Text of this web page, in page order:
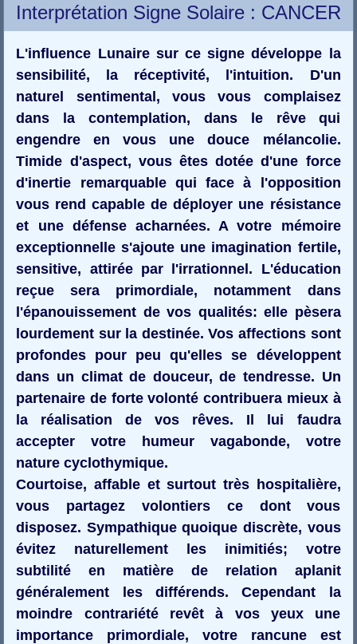
Interprétation Signe Solaire : CANCER
L'influence Lunaire sur ce signe développe la
sensibilité, la réceptivité, l'intuition. D'un
naturel sentimental, vous vous complaisez
dans la contemplation, dans le rêve qui
engendre en vous une douce mélancolie.
Timide d'aspect, vous êtes dotée d'une force
d'inertie remarquable qui face à l'opposition
vous rend capable de déployer une résistance
et une défense acharnées. A votre mémoire
exceptionnelle s'ajoute une imagination fertile,
sensitive, attirée par l'irrationnel. L'éducation
reçue sera primordiale, notamment dans
l'épanouissement de vos qualités: elle pèsera
lourdement sur la destinée. Vos affections sont
profondes pour peu qu'elles se développent
dans un climat de douceur, de tendresse. Un
partenaire de forte volonté contribuera mieux à
la réalisation de vos rêves. Il lui faudra
accepter votre humeur vagabonde, votre
nature cyclothymique.
Courtoise, affable et surtout très hospitalière,
vous partagez volontiers ce dont vous
disposez. Sympathique quoique discrète, vous
évitez naturellement les inimitiés; votre
subtilité en matière de relation aplanit
généralement les différends. Cependant la
moindre contrariété revêt à vos yeux une
importance primordiale, votre rancune est